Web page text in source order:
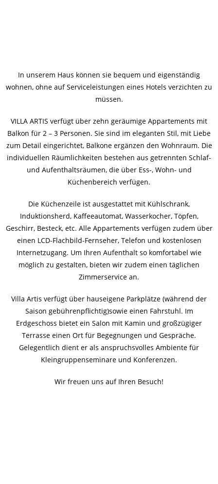
In unserem Haus können sie bequem und eigenständig
wohnen, ohne auf Serviceleistungen eines Hotels verzichten zu
müssen.
VILLA ARTIS verfügt über zehn geräumige Appartements mit
Balkon für 2 – 3 Personen. Sie sind im eleganten Stil, mit Liebe
zum Detail eingerichtet, Balkone ergänzen den Wohnraum. Die
individuellen Räumlichkeiten bestehen aus getrennten Schlaf-
und Aufenthaltsräumen, die über Ess-, Wohn- und
Küchenbereich verfügen.
Die Küchenzeile ist ausgestattet mit Kühlschrank,
Induktionsherd, Kaffeeautomat, Wasserkocher, Töpfen,
Geschirr, Besteck, etc. Alle Appartements verfügen zudem über
einen LCD-Flachbild-Fernseher, Telefon und kostenlosen
Internetzugang. Um Ihren Aufenthalt so komfortabel wie
möglich zu gestalten, bieten wir zudem einen täglichen
Zimmerservice an.
Villa Artis verfügt über hauseigene Parkplätze (während der
Saison gebührenpflichtig)sowie einen Fahrstuhl. Im
Erdgeschoss bietet ein Salon mit Kamin und großzügiger
Terrasse einen Ort für Begegnungen und Gespräche.
Gelegentlich dient er als anspruchsvolles Ambiente für
Kleingruppenseminare und Konferenzen.
Wir freuen uns auf Ihren Besuch!